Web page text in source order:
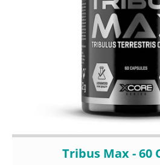
Tribus Max - 60